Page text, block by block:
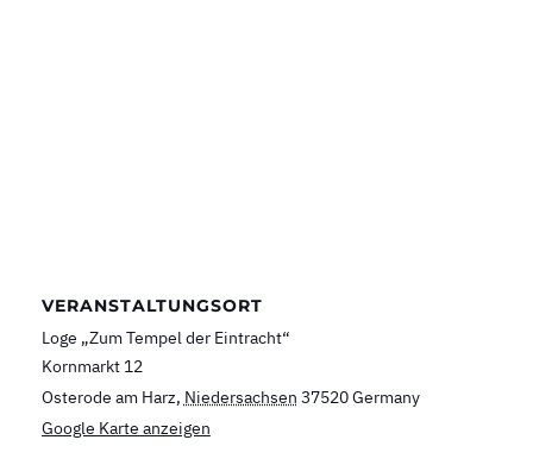
VERANSTALTUNGSORT
Loge „Zum Tempel der Eintracht“
Kornmarkt 12
Osterode am Harz, Niedersachsen 37520Germany
Google Karte anzeigen